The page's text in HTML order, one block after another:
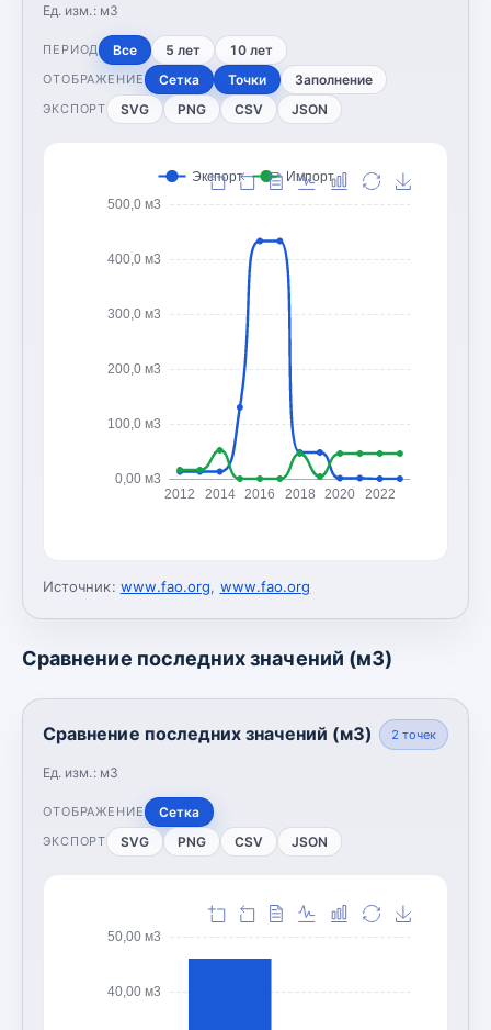
Ед. изм.: м3
ПЕРИОД Все 5 лет 10 лет
ОТОБРАЖЕНИЕ Сетка Точки Заполнение
ЭКСПОРТ SVG PNG CSV JSON
0,00 м3
100,0 м3
200,0 м3
300,0 м3
400,0 м3
500,0 м3
2012 2014 2016 2018 2020 2022
Экспорт Импорт
Источник: www.fao.org, www.fao.org
Сравнение последних значений (м3)
Сравнение последних значений (м3)
Ед. изм.: м3
2 точек
ОТОБРАЖЕНИЕ Сетка
ЭКСПОРТ SVG PNG CSV JSON
40,00 м3
50,00 м3